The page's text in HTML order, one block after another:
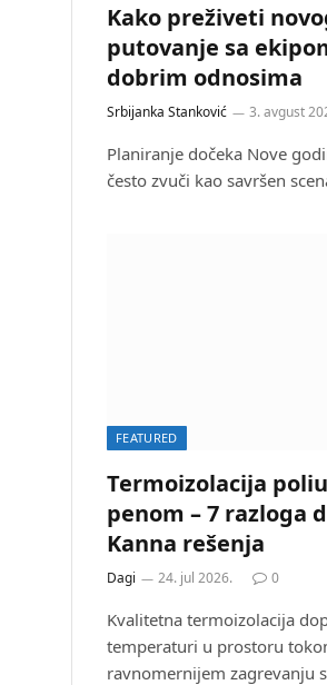
Kako preživeti
putovanje sa
dobrim odnosima
Srbijanka Stanković 3. avgust
Planiranje dočeka Nove
često zvuči kao savršen
FEATURED
Termoizolacija
penom – 7 razloga
Kanna rešenja
Dagi 24. jul 2026. 0
Kvalitetna termoizolacija
temperaturi u prostoru
ravnomernijem zagrevanju